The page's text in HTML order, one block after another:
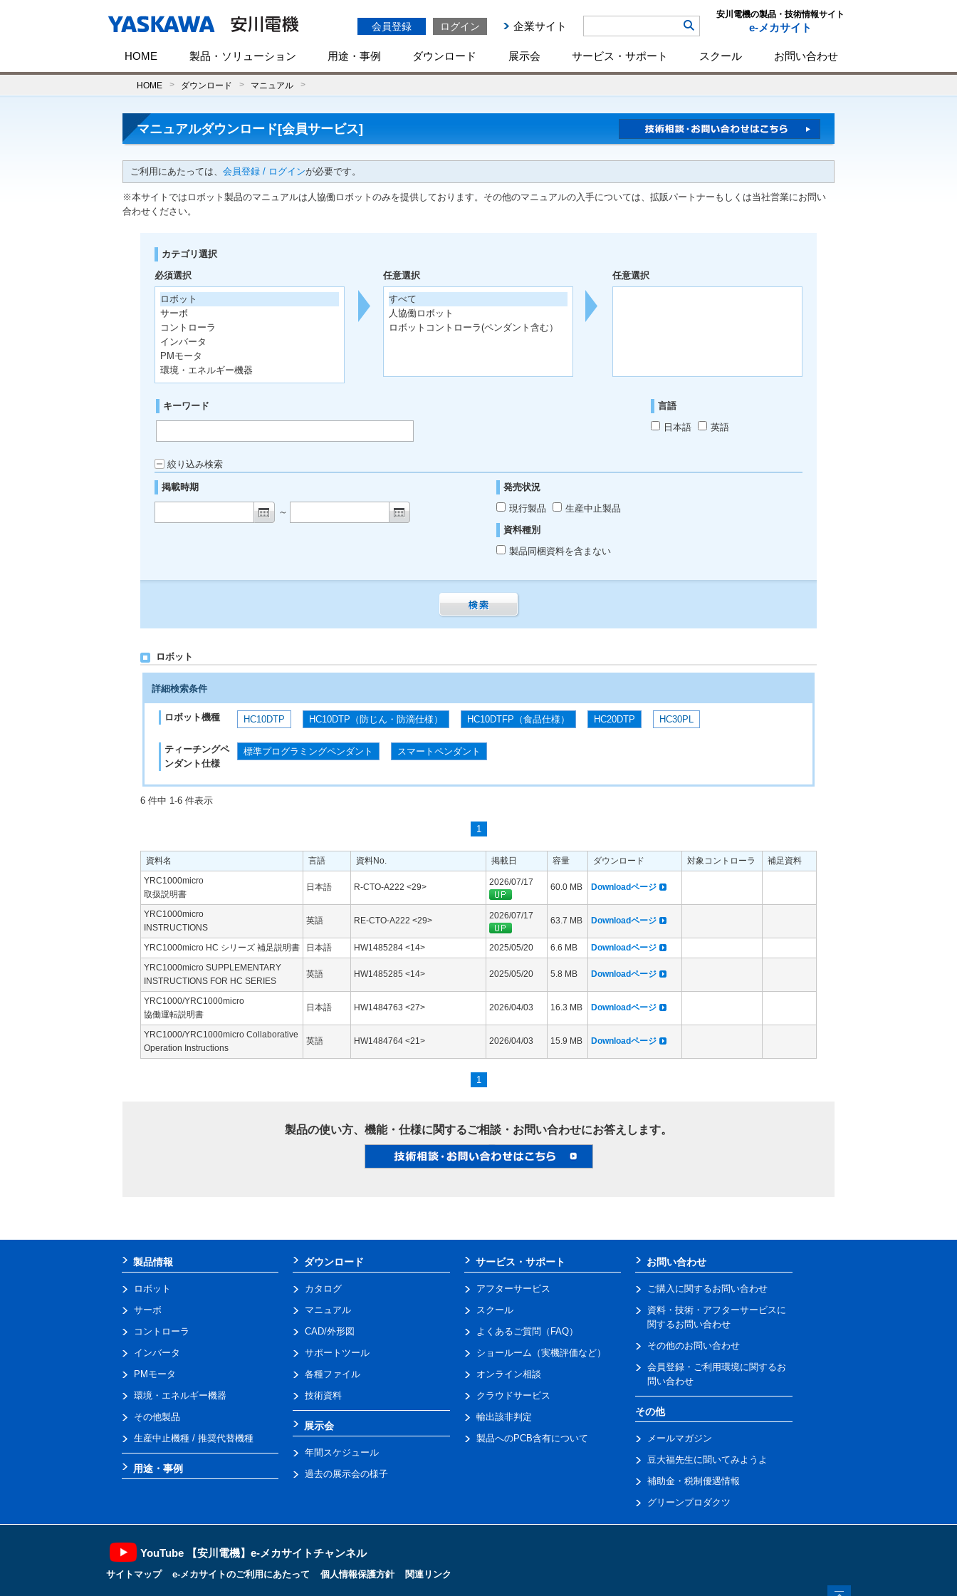
会員登録 ログイン 企業サイト
安川電機の製品・技術情報サイト
e-メカサイト
HOME 製品・ソリューション 用途・事例 ダウンロード 展示会 サービス・サポート スクール お問い合わせ
HOME ダウンロード マニュアル
マニュアルダウンロード[会員サービス]
ご利用にあたっては、 会員登録 / ログインが必要です。
※本サイトではロボット製品のマニュアルは人協働ロボットのみを提供しております。その他のマニュアルの入手については、拡販パートナーもしくは当社営業にお問い
合わせください。
カテゴリ選択
必須選択
ロボット
サーボ
コントローラ
インバータ
PMモータ
環境・エネルギー機器
任意選択
すべて
人協働ロボット
ロボットコントローラ(ペンダント含む）
任意選択
キーワード
言語
日本語
英語
絞り込み検索
掲載時期
～
発売状況
現行製品
生産中止製品
資料種別
製品同梱資料を含まない
ロボット
詳細検索条件
ロボット機種 HC10DTP HC10DTP（防じん・防滴仕様） HC10DTFP（食品仕様） HC20DTP HC30PL
ティーチングペ
ンダント仕様
標準プログラミングペンダント スマートペンダント
6 件中 1-6 件表示
1
資料名 言語 資料No. 掲載日 容量 ダウンロード 対象コントローラ
補足資料
YRC1000micro
取扱説明書
日本語 R-CTO-A222 <29> 2026/07/17 60.0 MB Downloadページ
YRC1000micro
INSTRUCTIONS
英語 RE-CTO-A222 <29> 2026/07/17 63.7 MB Downloadページ
YRC1000micro HC シリーズ 補足説明書 日本語 HW1485284 <14> 2025/05/20 6.6 MB
Downloadページ
YRC1000micro SUPPLEMENTARY
INSTRUCTIONS FOR HC SERIES
英語 HW1485285 <14> 2025/05/20 5.8 MB Downloadページ
YRC1000/YRC1000micro
協働運転説明書
日本語 HW1484763 <27> 2026/04/03 16.3 MB Downloadページ
YRC1000/YRC1000micro Collaborative
Operation Instructions
英語 HW1484764 <21> 2026/04/03 15.9 MB Downloadページ
1
製品の使い方、機能・仕様に関するご相談・お問い合わせにお答えします。
製品情報
ロボット
サーボ
コントローラ
インバータ
PMモータ
環境・エネルギー機器
その他製品
生産中止機種 / 推奨代替機種
用途・事例
ダウンロード
カタログ
マニュアル
CAD/外形図
サポートツール
各種ファイル
技術資料
展示会
年間スケジュール
過去の展示会の様子
サービス・サポート
アフターサービス
スクール
よくあるご質問（FAQ）
ショールーム（実機評価など）
オンライン相談
クラウドサービス
輸出該非判定
製品へのPCB含有について
お問い合わせ
ご購入に関するお問い合わせ
資料・技術・アフターサービスに
関するお問い合わせ
その他のお問い合わせ
会員登録・ご利用環境に関するお
問い合わせ
その他
メールマガジン
豆大福先生に聞いてみようよ
補助金・税制優遇情報
グリーンプロダクツ
YouTube 【安川電機】e-メカサイトチャンネル
サイトマップ e-メカサイトのご利用にあたって 個人情報保護方針 関連リンク